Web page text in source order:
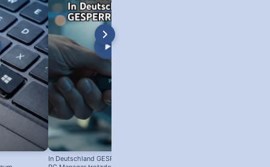
In Deutschland GESPERRT: Microsoft